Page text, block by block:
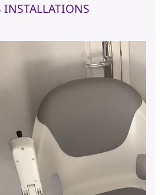
INSTALLATIONS